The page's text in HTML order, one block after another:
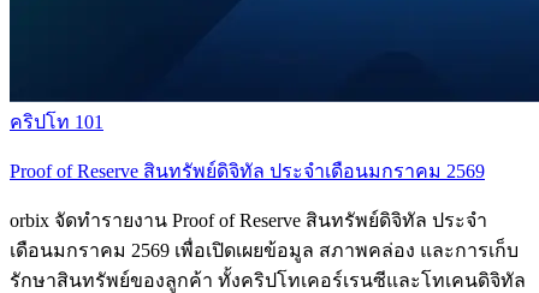
คริปโท 101
Proof of Reserve สินทรัพย์ดิจิทัล ประจำเดือนมกราคม 2569
orbix จัดทำรายงาน Proof of Reserve สินทรัพย์ดิจิทัล ประจำ
เดือนมกราคม 2569 เพื่อเปิดเผยข้อมูล สภาพคล่อง และการเก็บ
รักษาสินทรัพย์ของลูกค้า ทั้งคริปโทเคอร์เรนซีและโทเคนดิจิทัล